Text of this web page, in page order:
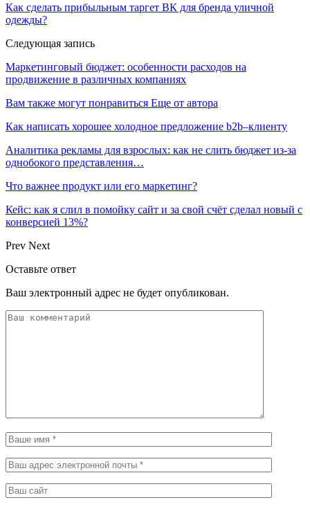
Как сделать прибыльным таргет ВК для бренда уличной
одежды?
Следующая запись
Маркетинговый бюджет: особенности расходов на
продвижение в различных компаниях
Вам также могут понравиться Еще от автора
Как написать хорошее холодное предложение b2b–клиенту
Аналитика рекламы для взрослых: как не слить бюджет из-за
однобокого представления…
Что важнее продукт или его маркетинг?
Кейс: как я слил в помойку сайт и за свой счёт сделал новый с
конверсией 13%?
Prev Next
Оставьте ответ
Ваш электронный адрес не будет опубликован.